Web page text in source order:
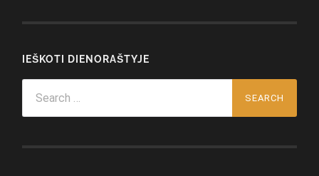
IEŠKOTI DIENORAŠTYJE
for: